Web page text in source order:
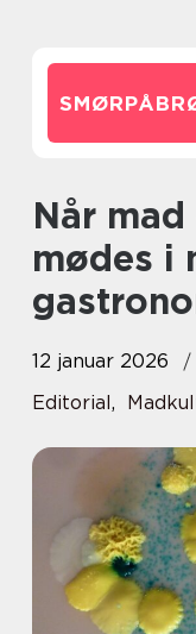
Når mad og videnskab
mødes i
12 januar 2026
Editorial,